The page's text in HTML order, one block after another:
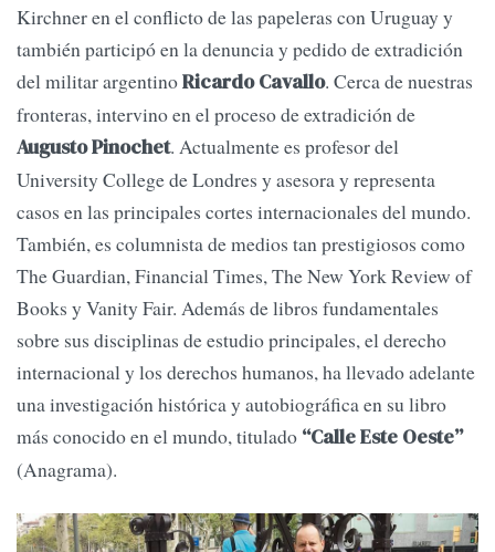
Kirchner en el conflicto de las papeleras con Uruguay y
también participó en la denuncia y pedido de extradición
del militar argentinoRicardo Cavallo. Cerca de nuestras
fronteras, intervino en el proceso de extradición de
Augusto Pinochet. Actualmente es profesor del
University College de Londres y asesora y representa
casos en las principales cortes internacionales del mundo.
También, es columnista de medios tan prestigiosos como
The Guardian, Financial Times, The New York Review of
Books y Vanity Fair. Además de libros fundamentales
sobre sus disciplinas de estudio principales, el derecho
internacional y los derechos humanos, ha llevado adelante
una investigación histórica y autobiográfica en su libro
más conocido en el mundo, titulado “Calle Este Oeste”
(Anagrama).